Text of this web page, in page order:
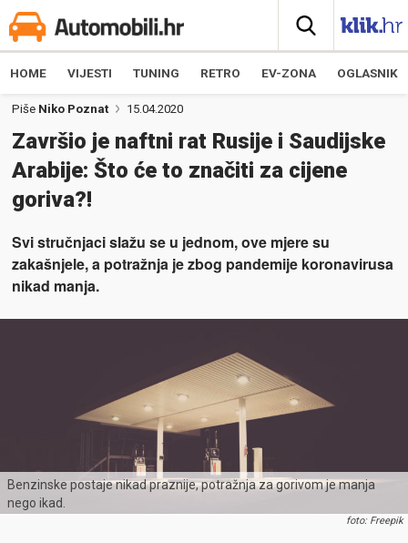
HOME VIJESTI TUNING RETRO EV-ZONA OGLASNIK
Piše Niko Poznat 15.04.2020
Završio je naftni rat Rusije i Saudijske
Arabije: Što će to značiti za cijene
goriva?!
Svi stručnjaci slažu se u jednom, ove mjere su
zakašnjele, a potražnja je zbog pandemije koronavirusa
nikad manja.
Benzinske postaje nikad praznije, potražnja za gorivom je manja
nego ikad.
foto: Freepik